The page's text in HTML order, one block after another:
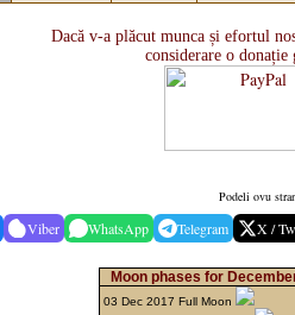
Dacă v-a plăcut munca și efortul
considerare o donație
Podeli ovu
Viber WhatsApp Telegram X /
Moon phases for
03 Dec 2017 Full Moon